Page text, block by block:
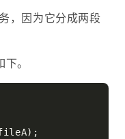
，因为它分成两段
。